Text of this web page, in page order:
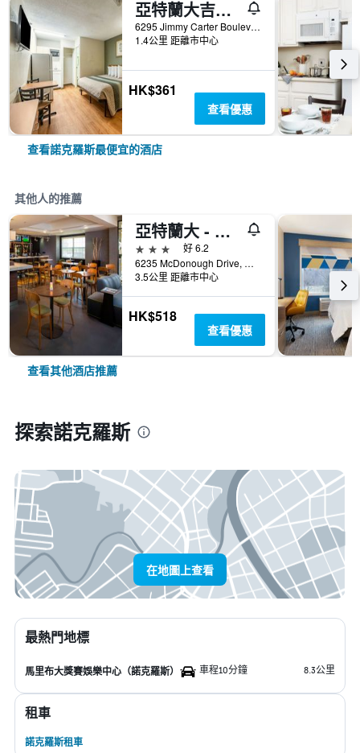
亞特蘭大吉米卡特大道克羅斯蘭經濟工作室店 - 諾克羅斯
6295 Jimmy Carter Boulevard, 諾克羅斯, GA, 美國
1.4公里 距離市中心
HK$361
查看優惠
查看諾克羅斯最便宜的酒店
其他人的推薦
亞特蘭大 - 諾克羅斯 85 號州際公路萬怡酒店 - 諾克羅斯
3星級
好 6.2
6235 McDonough Drive, 諾克羅斯, GA, 美國
3.5公里 距離市中心
HK$518
查看優惠
查看其他酒店推薦
探索諾克羅斯
在地圖上查看
最熱門地標
馬里布大獎賽娛樂中心（諾克羅斯） 車程10分鐘 8.3公里
租車
諾克羅斯租車